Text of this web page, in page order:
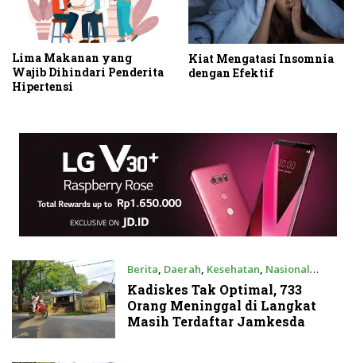
Lima Makanan yang
Wajib Dihindari Penderita
Hipertensi
Kiat Mengatasi Insomnia
dengan Efektif
Berita, Daerah, Kesehatan, Nasional
Selasa, 6 Februari 2024
Kadiskes Tak Optimal, 733
Orang Meninggal di Langkat
Masih Terdaftar Jamkesda